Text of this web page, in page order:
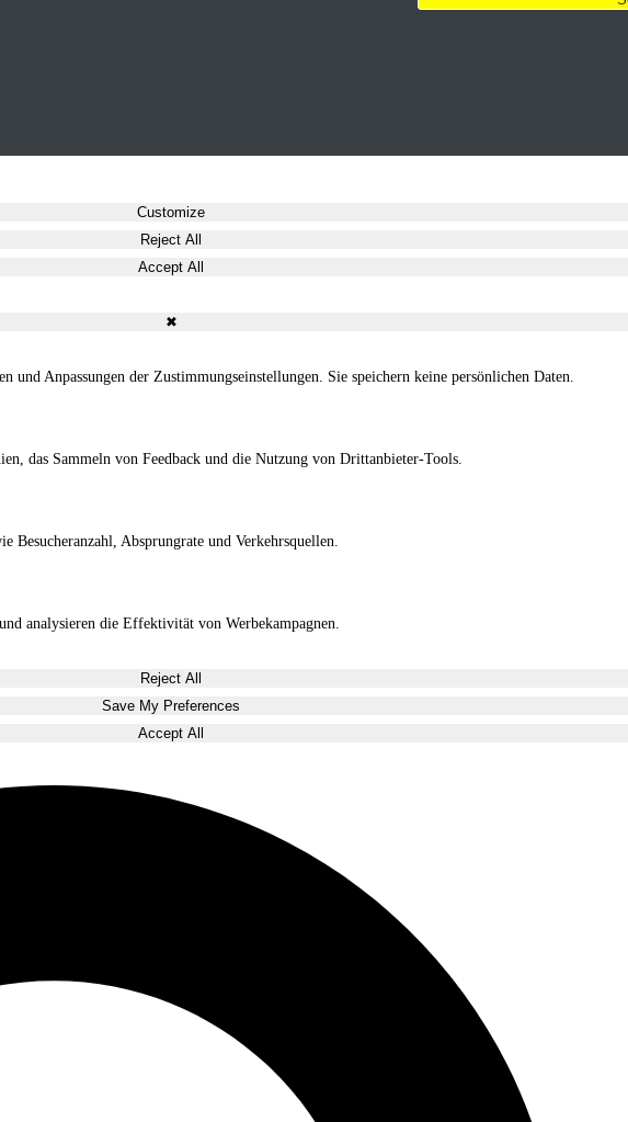
Customize
Reject All
Accept All
✖
Anpassungen der Zustimmungseinstellungen. Sie speichern keine persönlichen Daten.
das Sammeln von Feedback und die Nutzung von Drittanbieter-Tools.
Absprungrate und Verkehrsquellen.
analysieren die Effektivität von Werbekampagnen.
Reject All
Save My Preferences
Accept All